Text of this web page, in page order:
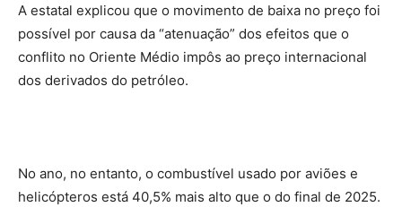
A estatal explicou que o movimento de baixa no preço foi
possível por causa da “atenuação” dos efeitos que o
conflito no Oriente Médio impôs ao preço internacional
dos derivados do petróleo.
No ano, no entanto, o combustível usado por aviões e
helicópteros está 40,5% mais alto que o do final de 2025.